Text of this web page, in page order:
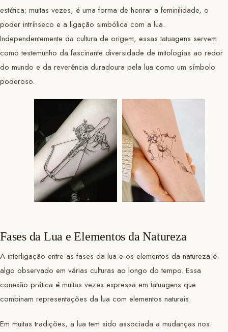
estética; muitas vezes, é uma forma de honrar a feminilidade, o
poder intrínseco e a ligação simbólica com a lua.
Independentemente da cultura de origem, essas tatuagens servem
como testemunho da fascinante diversidade de mitologias ao redor
do mundo e da reverência duradoura pela lua como um símbolo
poderoso.
Fases da Lua e Elementos da Natureza
A interligação entre as fases da lua e os elementos da natureza é
algo observado em várias culturas ao longo do tempo. Essa
conexão prática é muitas vezes expressa em tatuagens que
combinam representações da lua com elementos naturais.
Em muitas tradições, a lua tem sido associada a mudanças nos